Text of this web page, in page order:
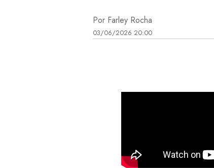
Por Farley Rocha
03/06/2026 20:00